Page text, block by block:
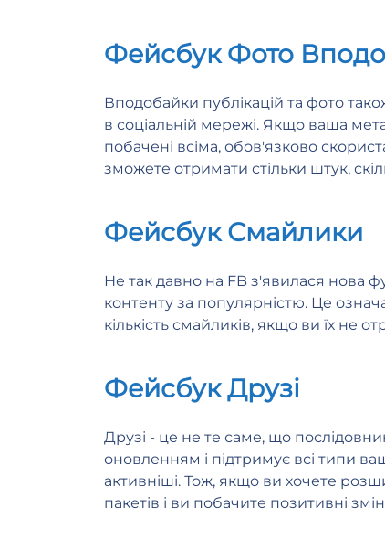
Фейсбук Фото
Вподобайки публікацій та фото
в соціальній мережі. Якщо ваша
побачені всіма, обов'язково
зможете отримати стільки штук,
Фейсбук Смайлики
Не так давно на FB з'явилася нова
контенту за популярністю. Це
кількість смайликів, якщо ви їх не
Фейсбук Друзі
Друзі - це не те саме, що
оновленням і підтримує всі типи
активніші. Тож, якщо ви хочете
пакетів і ви побачите позитивні